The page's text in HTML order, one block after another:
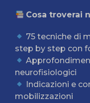
Cosa troverai
75 tecniche di
step by step con
neurofisiologici
Indicazioni e
mobilizzazioni